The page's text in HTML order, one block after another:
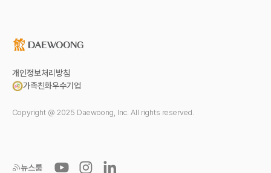
개인정보처리방침
가족친화우수기업
Copyright @ 2025 Daewoong, Inc. All rights reserved.
뉴스룸